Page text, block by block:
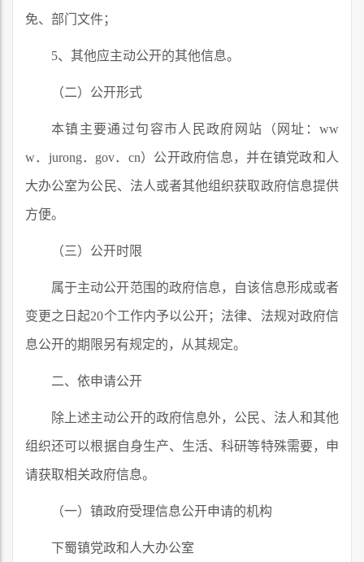
免、部门文件；
5、其他应主动公开的其他信息。
（二）公开形式
本镇主要通过句容市人民政府网站（网址：ww
w．jurong．gov．cn）公开政府信息，并在镇党政和人
大办公室为公民、法人或者其他组织获取政府信息提供
方便。
（三）公开时限
属于主动公开范围的政府信息，自该信息形成或者
变更之日起20个工作内予以公开；法律、法规对政府信
息公开的期限另有规定的，从其规定。
二、依申请公开
除上述主动公开的政府信息外，公民、法人和其他
组织还可以根据自身生产、生活、科研等特殊需要，申
请获取相关政府信息。
（一）镇政府受理信息公开申请的机构
下蜀镇党政和人大办公室